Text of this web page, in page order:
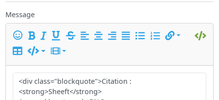
Message